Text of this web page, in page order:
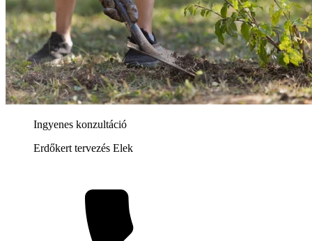
Ingyenes konzultáció
Erdőkert tervezés Elek